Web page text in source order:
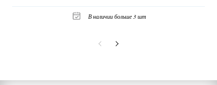
В наличии больше 3 шт